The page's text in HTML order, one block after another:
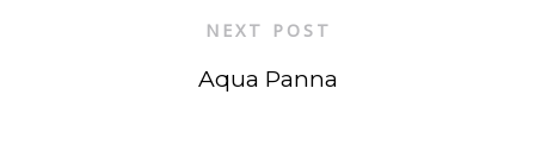
NEXT POST
Aqua Panna